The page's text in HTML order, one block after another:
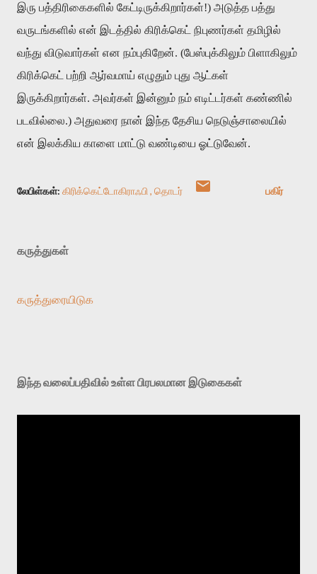
இரு பத்திரிகைகளில் கேட்டிருக்கிறார்கள்!) அடுத்த பத்து
வருடங்களில் என் இடத்தில் கிரிக்கெட் நிபுணர்கள் தமிழில்
வந்து விடுவார்கள் என நம்புகிறேன். (பேஸ்புக்கிலும் பிளாகிலும்
கிரிக்கெட் பற்றி ஆர்வமாய் எழுதும் புது ஆட்கள்
இருக்கிறார்கள். அவர்கள் இன்னும் நம் எடிட்டர்கள் கண்ணில்
படவில்லை.) அதுவரை நான் இந்த தேசிய நெடுஞ்சாலையில்
என் இலக்கிய காளை மாட்டு வண்டியை ஓட்டுவேன்.
லேபிள்கள்: கிரிக்கெட்டோகிராஃபி தொடர் பகிர்
கருத்துகள்
கருத்துரையிடுக
இந்த வலைப்பதிவில் உள்ள பிரபலமான இடுகைகள்